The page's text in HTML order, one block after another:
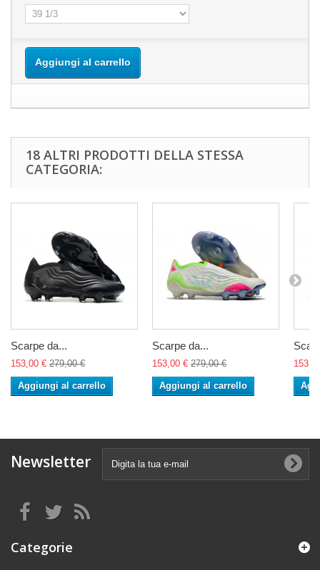
Aggiungi al carrello
18 ALTRI PRODOTTI DELLA STESSA
CATEGORIA:
Scarpe da...
153,00 € 279,00 €
Aggiungi al carrello
Scarpe da...
153,00 € 279,00 €
Aggiungi al carrello
Newsletter
Categorie